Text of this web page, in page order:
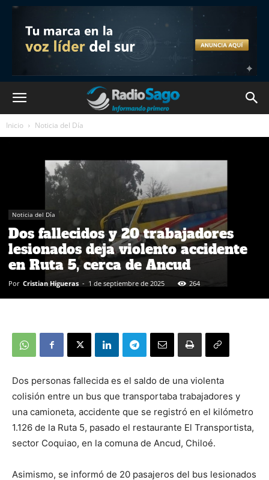
Inicio Noticia del Día
Noticia del Día
Dos fallecidos y 20 trabajadores
lesionados deja violento accidente
en Ruta 5, cerca de Ancud
Por Cristian Higueras - 1 de septiembre de 2025 264
Dos personas fallecida es el saldo de una violenta
colisión entre un bus que transportaba trabajadores y
una camioneta, accidente que se registró en el kilómetro
1.126 de la Ruta 5, pasado el restaurante El Transportista,
sector Coquiao, en la comuna de Ancud, Chiloé.
Asimismo, se informó de 20 pasajeros del bus lesionados